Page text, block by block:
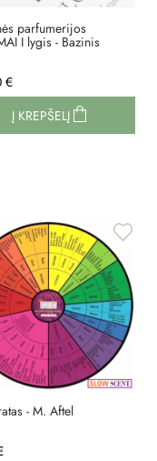
parfumerijos
€
Į KREPŠELĮ
- M. Aftel